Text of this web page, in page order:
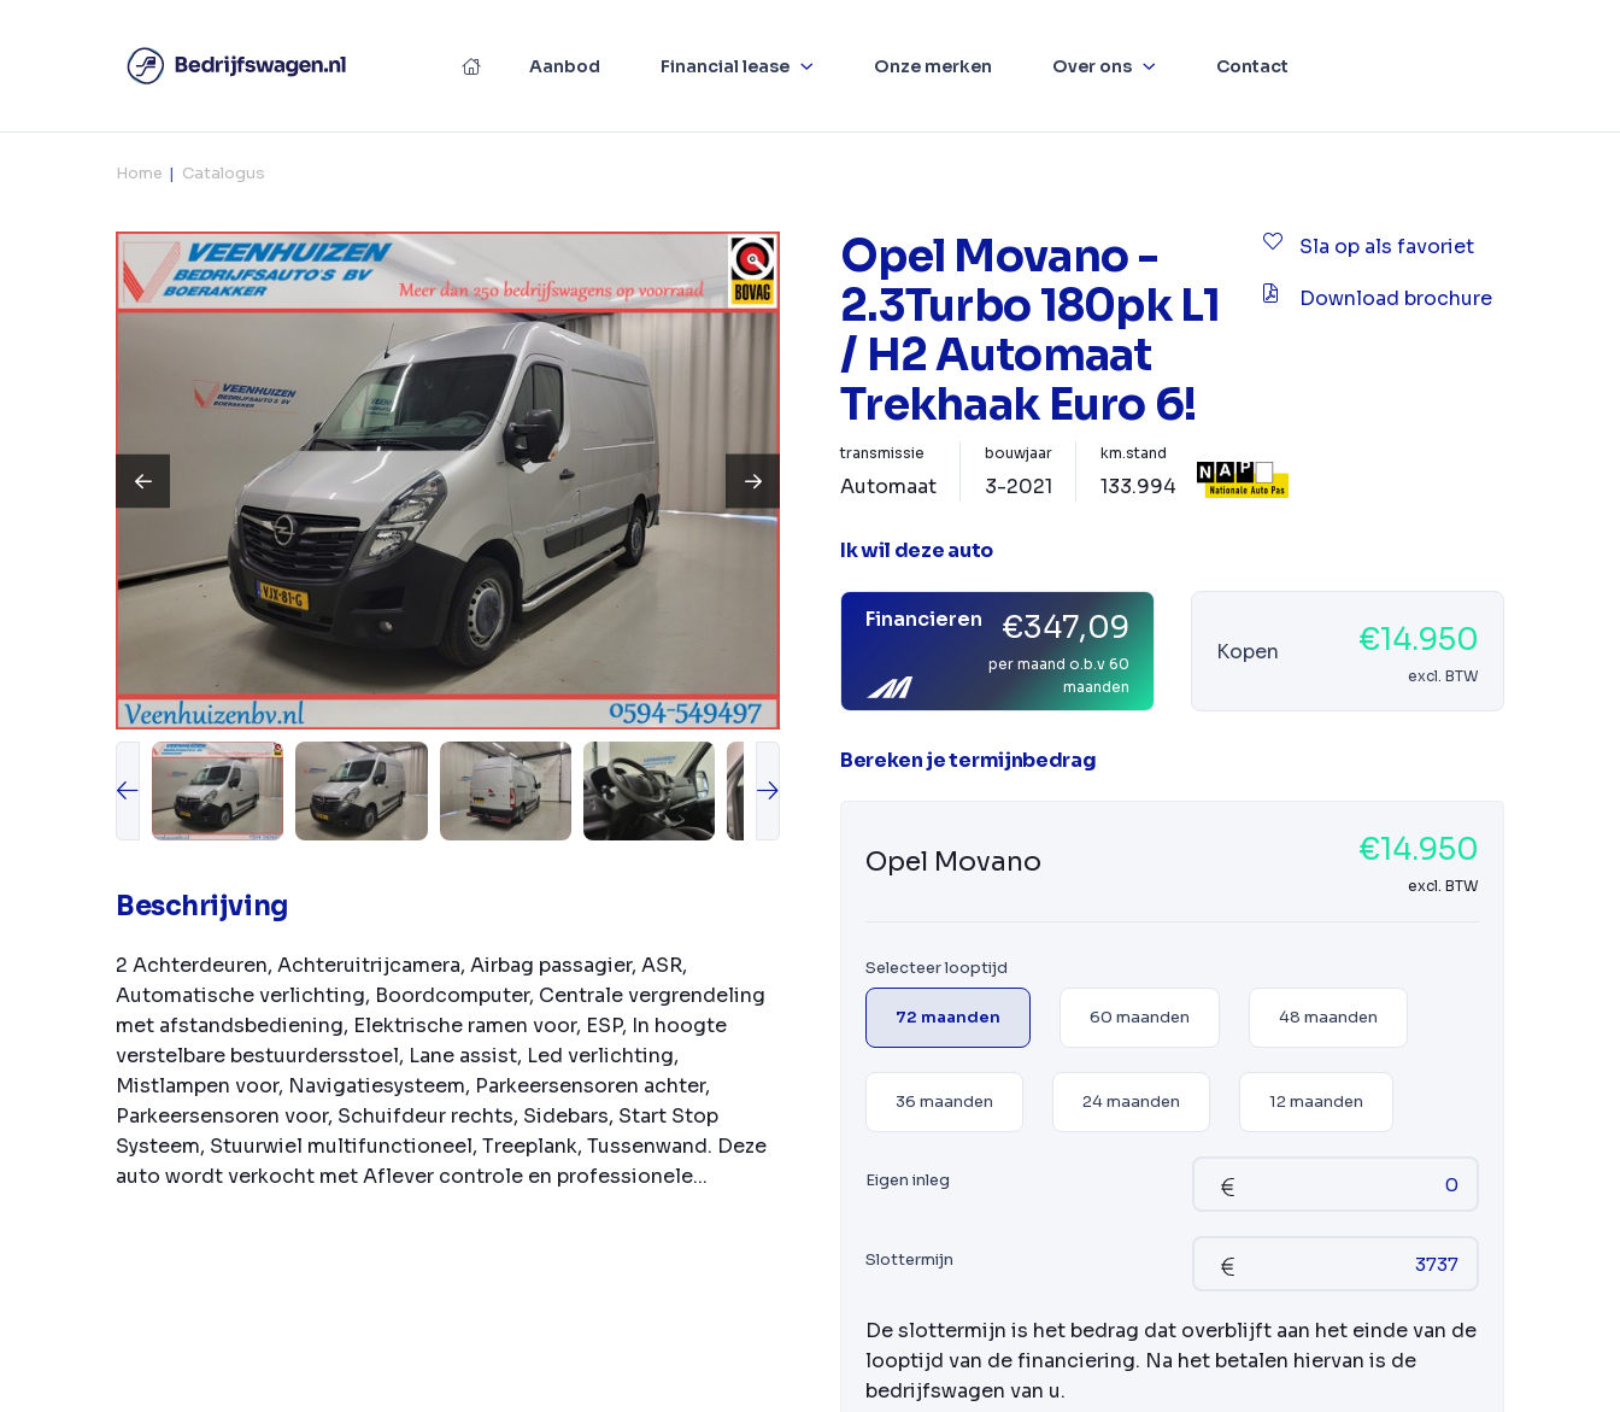
Aanbod Financial lease Onze merken Over ons Contact
Home Catalogus
Beschrijving
2 Achterdeuren, Achteruitrijcamera, Airbag passagier, ASR,
Automatische verlichting, Boordcomputer, Centrale vergrendeling
met afstandsbediening, Elektrische ramen voor, ESP, In hoogte
verstelbare bestuurdersstoel, Lane assist, Led verlichting,
Mistlampen voor, Navigatiesysteem, Parkeersensoren achter,
Parkeersensoren voor, Schuifdeur rechts, Sidebars, Start Stop
Systeem, Stuurwiel multifunctioneel, Treeplank, Tussenwand. Deze
auto wordt verkocht met Aflever controle en professionele...
Opel Movano -
2.3Turbo 180pk L1
/ H2 Automaat
Trekhaak Euro 6!
Sla op als favoriet
Download brochure
transmissie
Automaat
bouwjaar
3-2021
km.stand
133.994
Ik wil deze auto
Financieren €347,09
per maand o.b.v 60
maanden
Kopen €14.950
excl. BTW
Bereken je termijnbedrag
Opel Movano €14.950
excl. BTW
Selecteer looptijd
72 maanden 60 maanden 48 maanden
36 maanden 24 maanden 12 maanden
Eigen inleg
Slottermijn
De slottermijn is het bedrag dat overblijft aan het einde van de
looptijd van de financiering. Na het betalen hiervan is de
bedrijfswagen van u.